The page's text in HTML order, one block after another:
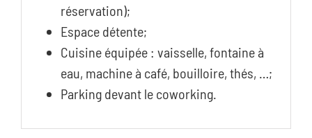
réservation);
Espace détente;
Cuisine équipée : vaisselle, fontaine à
eau, machine à café, bouilloire, thés, …;
Parking devant le coworking.